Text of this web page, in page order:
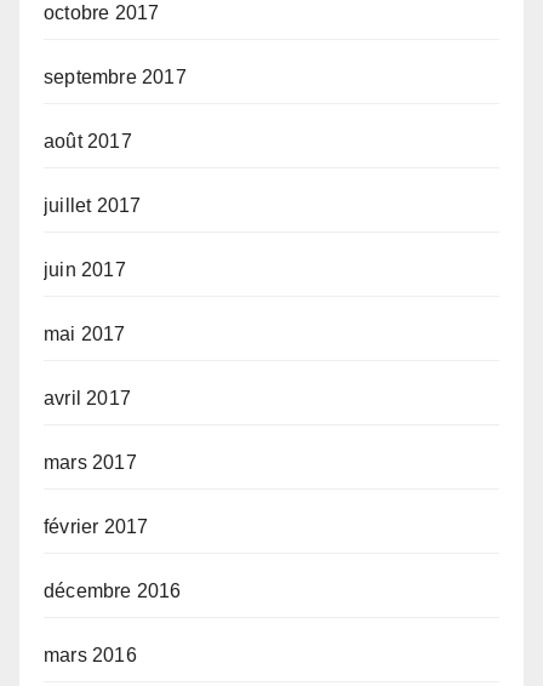
octobre 2017
septembre 2017
août 2017
juillet 2017
juin 2017
mai 2017
avril 2017
mars 2017
février 2017
décembre 2016
mars 2016